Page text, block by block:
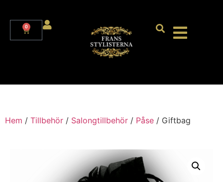
0
Hem / Tillbehör / Salongtillbehör / Påse / Giftbag